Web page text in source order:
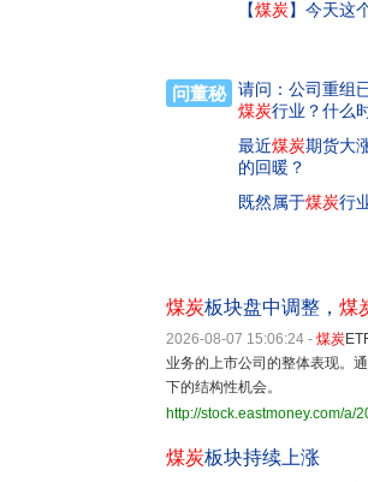
【煤炭】 今天这
问董秘
请问：公司重组
煤炭行业？什么
最近煤炭期货大
的回暖？
既然属于煤炭行
煤炭板块盘中调整， 煤
2026-08-07 15:06:24 - 煤炭
业务的上市公司的整体表现。
下的结构性机会。
http://stock.eastmoney.com/a/
煤炭板块持续上涨